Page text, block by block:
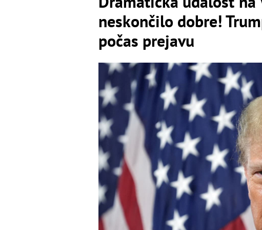
neskončilo dobre!
počas prejavu